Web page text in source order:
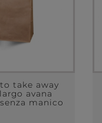
take away
avana
manico